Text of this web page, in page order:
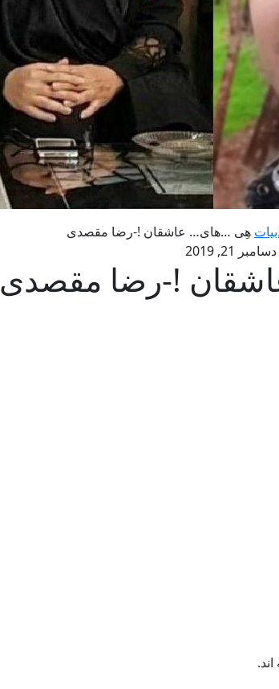
هِی …های… عاشقان !-رضا مقصدی
دسامبر 21, 2019
!-رضا مقصدی